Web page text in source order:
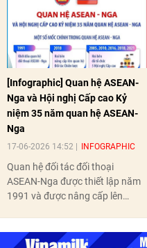
[Infographic] Quan hệ ASEAN-
Nga và Hội nghị Cấp cao Kỷ
niệm 35 năm quan hệ ASEAN-
Nga
17-06-2026 14:52 INFOGRAPHIC
Quan hệ đối tác đối thoại
ASEAN-Nga được thiết lập năm
1991 và được nâng cấp lên
nghị Cấp cao vào các năm 2005,